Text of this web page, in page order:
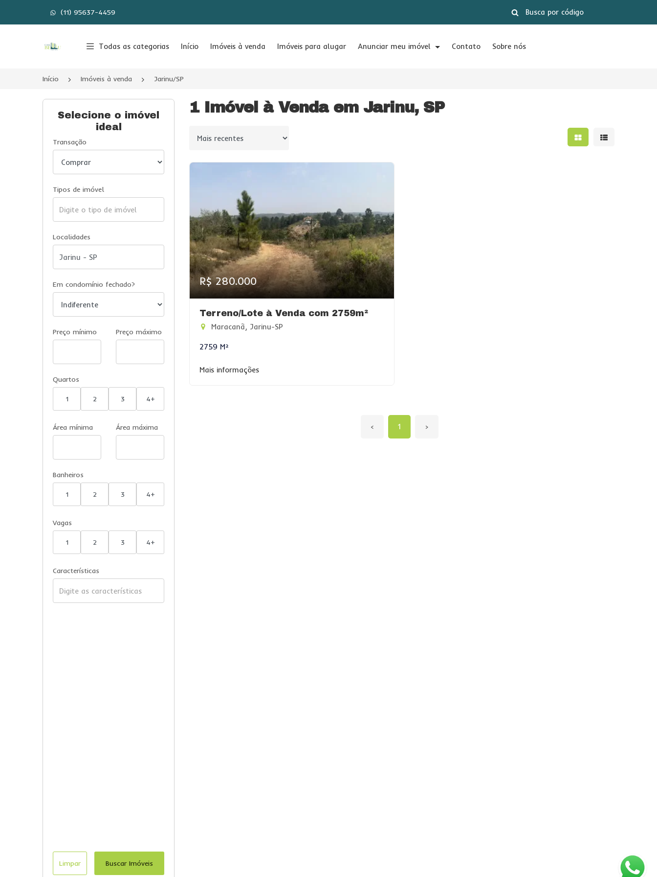
(11) 95637-4459
Página inicial
Todas as categorias Início Imóveis à venda Imóveis para alugar Anunciar meu imóvel Contato Sobre nós
Início Imóveis à venda Jarinu/SP
Selecione o imóvel
ideal
Transação
Tipos de imóvel
Localidades
Em condomínio fechado?
Preço mínimo Preço máximo
Quartos
1 2 3 4+
Área mínima Área máxima
Banheiros
1 2 3 4+
Vagas
1 2 3 4+
Características
Limpar Buscar Imóveis
1 Imóvel à Venda em Jarinu, SP
Ordenar por Mostrar resultados
Mostrar
R$ 280.000
Terreno/Lote à Venda com 2759m²
Maracanã, Jarinu-SP
2759 M²
Mais informações
‹ 1 ›